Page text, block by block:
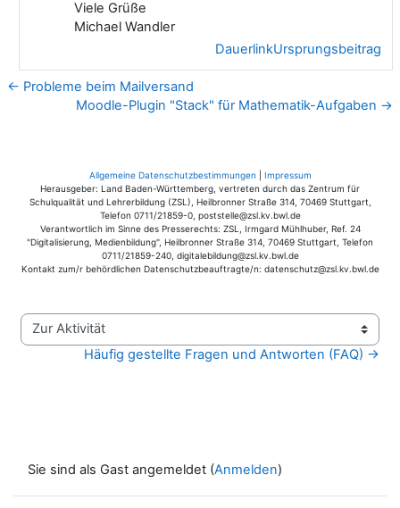
Viele Grüße
Michael Wandler
DauerlinkUrsprungsbeitrag
← Probleme beim Mailversand
Moodle-Plugin "Stack" für Mathematik-Aufgaben →
Allgemeine Datenschutzbestimmungen
Impressum
Herausgeber: Land Baden-Württemberg, vertreten durch das Zentrum für
Schulqualität und Lehrerbildung (ZSL), Heilbronner Straße 314, 70469 Stuttgart,
Telefon 0711/21859-0, poststelle@zsl.kv.bwl.de
Verantwortlich im Sinne des Presserechts: ZSL, Irmgard Mühlhuber, Ref. 24
"Digitalisierung, Medienbildung", Heilbronner Straße 314, 70469 Stuttgart, Telefon
0711/21859-240, digitalebildung@zsl.kv.bwl.de
Kontakt zum/r behördlichen Datenschutzbeauftragte/n: datenschutz@zsl.kv.bwl.de
Zur Aktivität
Häufig gestellte Fragen und Antworten (FAQ) →
Sie sind als Gast angemeldet (Anmelden)